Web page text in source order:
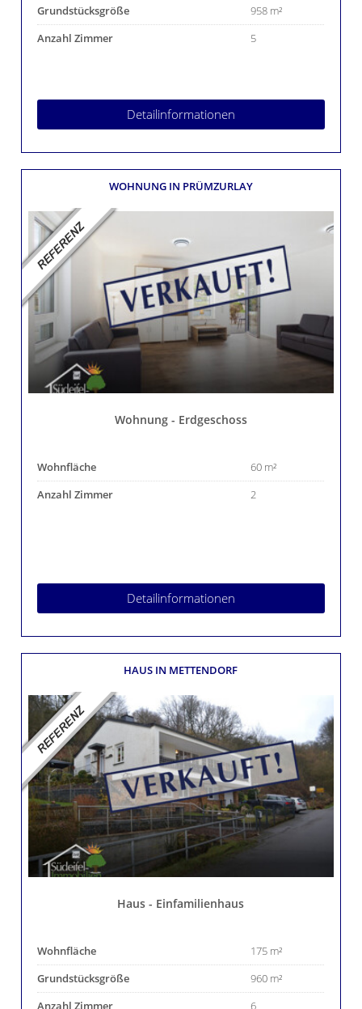
Grundstücksgröße
958 m²
Anzahl Zimmer
5
Detailinformationen
WOHNUNG IN PRÜMZURLAY
Wohnung - Erdgeschoss
Wohnfläche
60 m²
Anzahl Zimmer
2
Detailinformationen
HAUS IN METTENDORF
Haus - Einfamilienhaus
Wohnfläche
175 m²
Grundstücksgröße
960 m²
Anzahl Zimmer
6